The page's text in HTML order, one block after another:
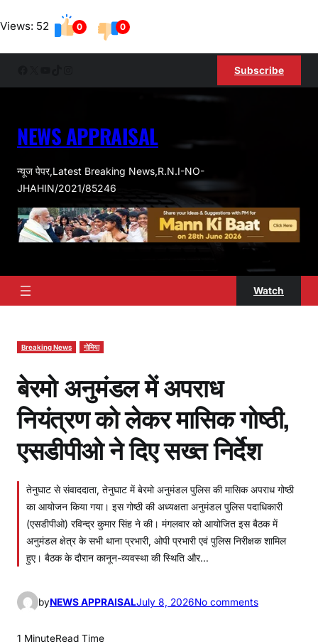
Views: 52 0 0
Subscribe
NEWS APPRAISAL
न्यूज पेपर,Latest Breaking News,R.N.I-NO-
JHAHIN/2021/85246
Watch
Breaking News गोमिया
बेरमो अनुमंडल में अपराध
नियंत्रण को लेकर मासिक गोष्ठी,
एसडीपीओ ने दिए सख्त निर्देश
तेनुघाट से संवाददाता, तेनुघाट में बेरमो अनुमंडल पुलिस की मासिक अपराध गोष्ठी
का आयोजन किया गया। इस गोष्ठी की अध्यक्षता अनुमंडल पुलिस पदाधिकारी
(एसडीपीओ) रविन्द्र कुमार सिंह ने की। मंगलवार को आयोजित इस बैठक में
अनुमंडल क्षेत्र के सभी थाना प्रभारी, ओपी प्रभारी एवं पुलिस निरीक्षक शामिल
हुए। बैठक के दौरान कानून-व्यवस्था की स्थिति और…
byNEWS APPRAISALJuly 8, 2026No commentso
1 MinuteRead Time